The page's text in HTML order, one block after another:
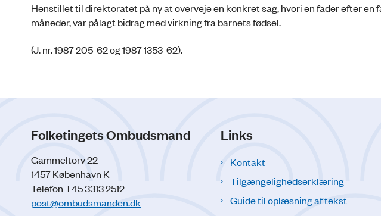
Henstillet til direktoratet på ny at overveje en konkret sag, hvori en fader efter en
måneder, var pålagt bidrag med virkning fra barnets fødsel.
(J. nr. 1987-205-62 og 1987-1353-62).
Folketingets Ombudsmand
Gammeltorv 22
1457 København K
Telefon +45 3313 2512
post@ombudsmanden.dk
Links
Kontakt
Tilgængelighedserklæring
Guide til oplæsning af tekst